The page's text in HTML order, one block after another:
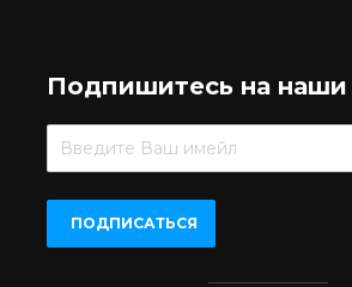
Подпишитесь на наши